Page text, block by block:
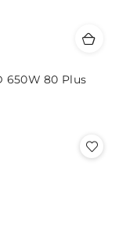
650W 80 Plus